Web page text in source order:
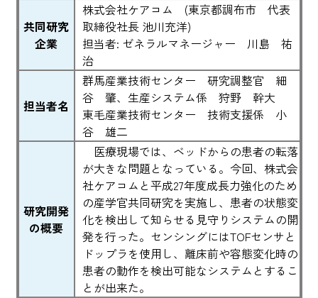
共同研究
企業
株式会社ケアコム (東京都調布市 代表
取締役社長 池川充洋)
担当者: ゼネラルマネージャー 川島 祐
治
担当者名
群馬産業技術センター 研究調整官 細
谷 肇、生産システム係 狩野 幹大
東毛産業技術センター 技術支援係 小
谷 雄二
研究開発
の概要
医療現場では、ベッドからの患者の転落
が大きな問題となっている。今回、株式会
社ケアコムと平成27年度成長力強化のため
の産学官共同研究を実施し、患者の状態変
化を検出して知らせる見守りシステムの開
発を行った。センシングにはTOFセンサと
ドップラを使用し、離床前や容態変化時の
患者の動作を検出可能なシステムとするこ
とが出来た。